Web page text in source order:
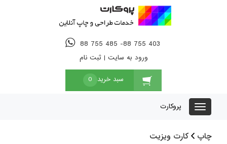
88 755 485 -88 755 403
ورود به سایت |ثبت نام
سبد خرید 0
پروکارت
چاپ کارت ویزیت